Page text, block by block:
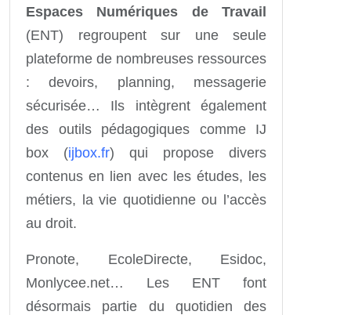
Espaces Numériques de Travail
(ENT) regroupent sur une seule
plateforme de nombreuses ressources
: devoirs, planning, messagerie
sécurisée… Ils intègrent également
des outils pédagogiques comme IJ
box (ijbox.fr) qui propose divers
contenus en lien avec les études, les
métiers, la vie quotidienne ou l’accès
au droit.
Pronote, EcoleDirecte, Esidoc,
Monlycee.net… Les ENT font
désormais partie du quotidien des